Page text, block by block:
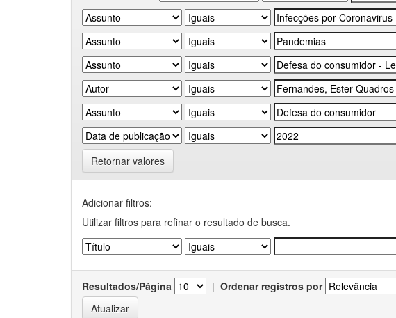
Retornar valores
Adicionar filtros:
Utilizar filtros para refinar o resultado de busca.
Resultados/Página | Ordenar registros por